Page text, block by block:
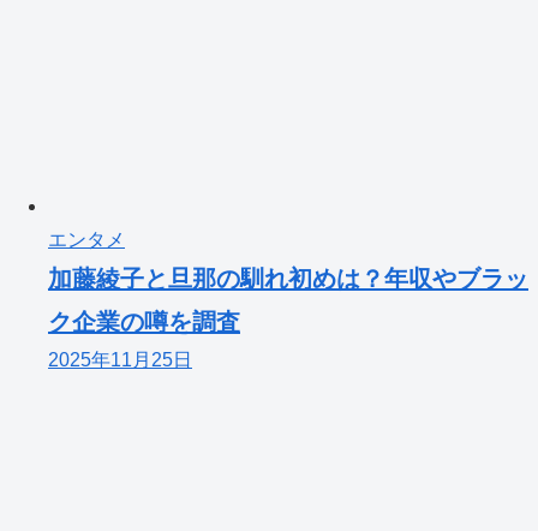
エンタメ
加藤綾子と旦那の馴れ初めは？年収やブラッ
ク企業の噂を調査
2025年11月25日